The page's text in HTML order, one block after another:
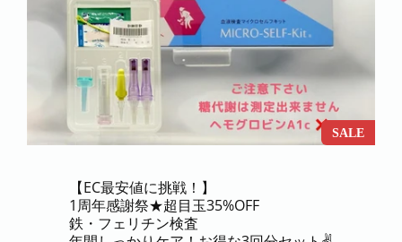
SALE
【EC最安値に挑戦！】
1周年感謝祭★超目玉35%OFF
鉄・フェリチン検査